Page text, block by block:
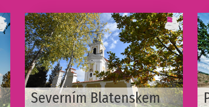
Severním Blatenskem